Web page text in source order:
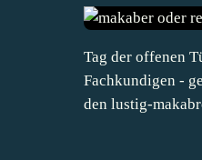
Tag der offenen
Fachkundigen -
den lustig-